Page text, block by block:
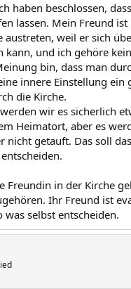
haben beschlossen,
lassen. Mein Freund
austreten, weil er sich
und ich gehöre
bin, dass man
innere Einstellung ein
die Kirche.
wir es sicherlich
Heimatort, aber es
nicht getauft. Das soll
Freundin in der Kirche
Ihr Freund ist
selbst entscheiden.